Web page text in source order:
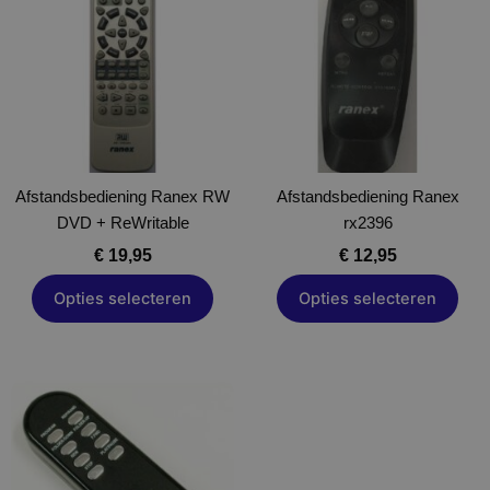
Afstandsbediening Ranex RW
DVD + ReWritable
€19,95
Opties selecteren
heeft
meerdere
variaties.
Deze
optie
kan
gekozen
worden
op
de
productpagina
Afstandsbediening Ranex
rx2396
€12,95
Opties selecteren
heeft
meerdere
variaties.
optie
gekozen
worden
op
de
productpagina
heeft
meerdere